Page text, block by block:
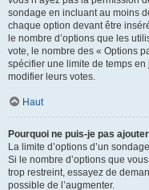
sondage en incluant au moins
chaque option devant être
le nombre d’options que les
vote, le nombre des « Options
spécifier une limite de temps
modifier leurs votes.
Haut
Pourquoi ne puis-je pas
La limite d’options d’un
Si le nombre d’options que
trop restreint, essayez de
possible de l’augmenter.